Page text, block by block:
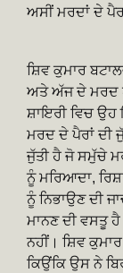
ਅਸੀਂ ਮਰਦਾਂ ਦੇ
ਸ਼ਿਵ ਕੁਮਾਰ
ਅਤੇ ਅੱਜ ਦੇ ਮਰਦ
ਸ਼ਾਇਰੀ ਵਿਚ
ਮਰਦ ਦੇ ਪੈਰਾਂ ਦੀ
ਜੁੱਤੀ ਹੈ ਜੋ ਸਮੁੱਚੇ
ਨੂੰ ਮਰਿਆਦਾ,
ਨੂੰ ਨਿਭਾਉਣ ਦੀ
ਮਾਨਣ ਦੀ ਵਸਤੂ
ਨਹੀਂ। ਸ਼ਿਵ
ਕਿਉਂਕਿ ਉਸ ਨੇ